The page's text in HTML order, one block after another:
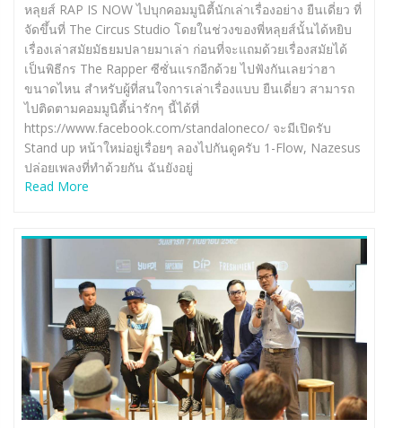
หลุยส์ RAP IS NOW ไปบุกคอมมูนิตี้นักเล่าเรื่องอย่าง ยืนเดี่ยว ที่
จัดขึ้นที่ The Circus Studio โดยในช่วงของพี่หลุยส์นั้นได้หยิบ
เรื่องเล่าสมัยมัธยมปลายมาเล่า ก่อนที่จะแถมด้วยเรื่องสมัยได้
เป็นพิธีกร The Rapper ซีซั่นแรกอีกด้วย ไปฟังกันเลยว่าฮา
ขนาดไหน สำหรับผู้ที่สนใจการเล่าเรื่องแบบ ยืนเดี่ยว สามารถ
ไปติดตามคอมมูนิตี้น่ารักๆ นี้ได้ที่
https://www.facebook.com/standaloneco/ จะมีเปิดรับ
Stand up หน้าใหม่อยู่เรื่อยๆ ลองไปกันดูครับ 1-Flow, Nazesus
ปล่อยเพลงที่ทำด้วยกัน ฉันยังอยู่
Read More